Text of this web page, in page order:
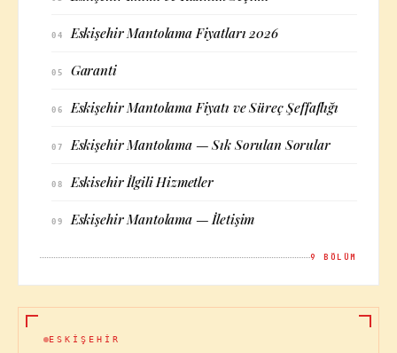
04 Eskişehir Mantolama Fiyatları 2026
05 Garanti
06 Eskişehir Mantolama Fiyatı ve Süreç Şeffaflığı
07 Eskişehir Mantolama — Sık Sorulan Sorular
08 Eskisehir İlgili Hizmetler
09 Eskişehir Mantolama — İletişim
9 BÖLÜM
ESKIŞEHIR